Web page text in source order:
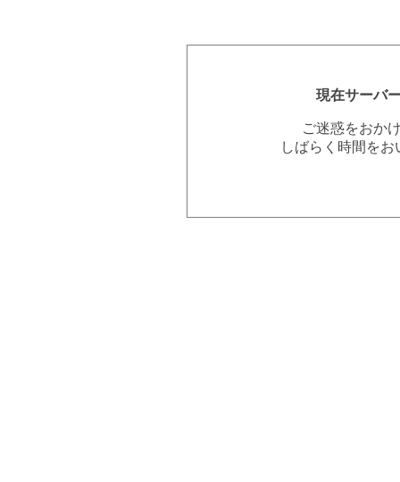
現在サーバ
ご迷惑をおか
しばらく時間を